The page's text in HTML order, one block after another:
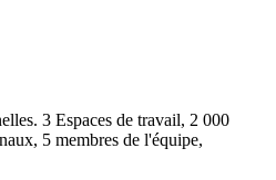
3 Espaces de travail, 2 000
5 membres de l'équipe,